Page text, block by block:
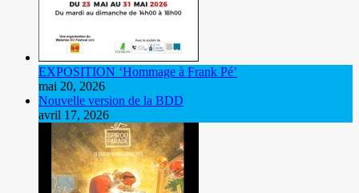
EXPOSITION ‘Hommage à Frank Pé’
mai 20, 2026
Nouvelle version de la BDD
avril 17, 2026